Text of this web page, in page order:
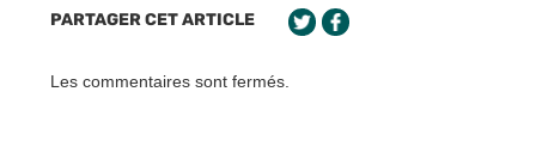
PARTAGER CET ARTICLE
Les commentaires sont fermés.